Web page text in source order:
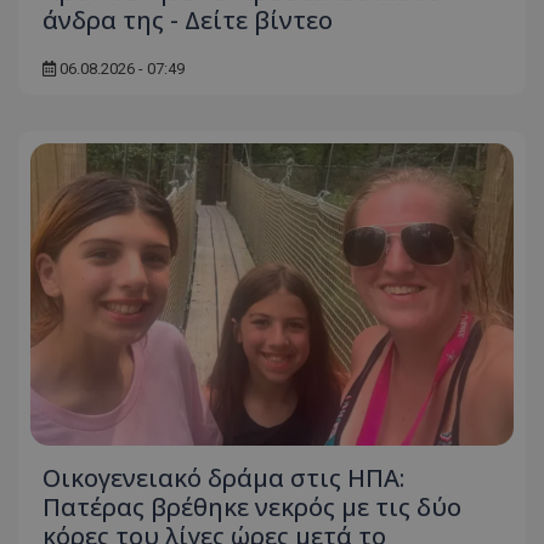
άνδρα της - Δείτε βίντεο
06.08.2026 - 07:49
Οικογενειακό δράμα στις ΗΠΑ:
Πατέρας βρέθηκε νεκρός με τις δύο
κόρες του λίγες ώρες μετά το
ASP.NET_SessionId
Microsoft Corporation
VISITOR_PRIVACY_METADATA
YouTube
.youtube.com